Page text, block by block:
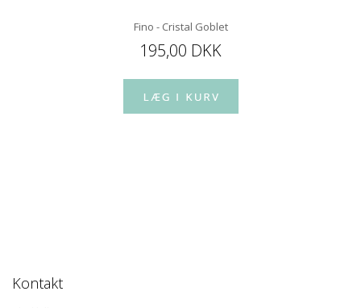
Fino - Cristal Goblet
195,00 DKK
Kontakt